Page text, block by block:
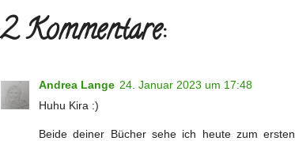
2 Kommentare:
Andrea Lange 24. Januar 2023 um 17:48
Huhu Kira :)
Beide deiner Bücher sehe ich heute zum